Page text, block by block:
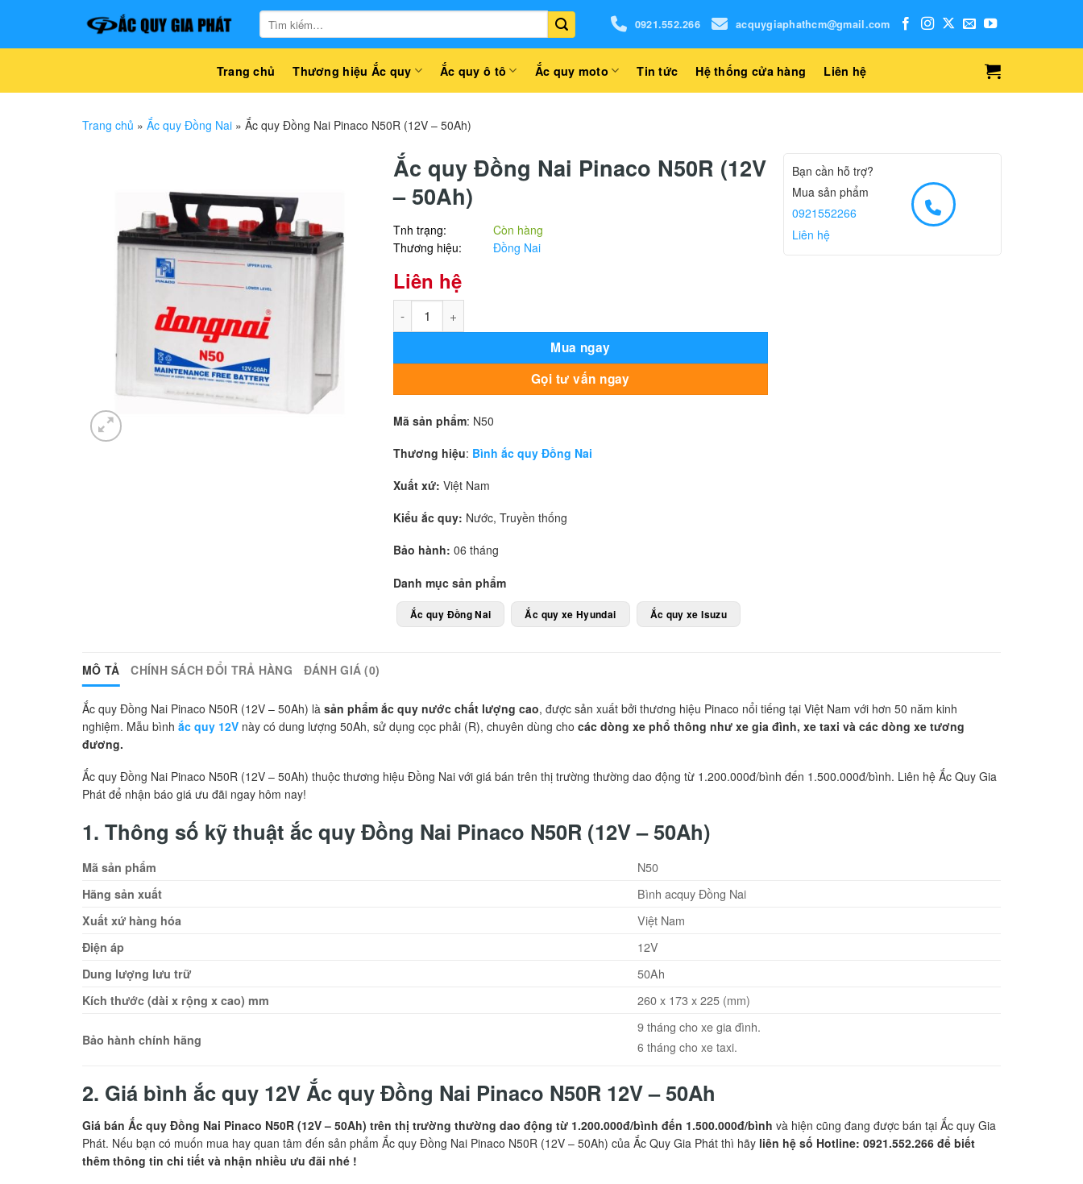
nội
Tìm
kiếm:
0921.552.266 acquygiaphathcm@gmail.com
Trang chủ Thương hiệu Ắc quy Ắc quy ô tô Ắc quy moto Tin tức Hệ thống cửa hàng Liên hệ
Trang chủ » Ắc quy Đồng Nai » Ắc quy Đồng Nai Pinaco N50R (12V – 50Ah)
Ắc quy Đồng Nai Pinaco N50R (12V
– 50Ah)
Tnh trạng:
Còn hàng
Thương hiệu:
Đồng Nai
Liên hệ
Mua ngay
Gọi tư vấn ngay
Mã sản phẩm: N50
Thương hiệu: Bình ắc quy Đồng Nai
Xuất xứ: Việt Nam
Kiểu ắc quy: Nước, Truyền thống
Bảo hành: 06 tháng
Danh mục sản phẩm
Ắc quy Đồng Nai Ắc quy xe Hyundai Ắc quy xe Isuzu
Bạn cần hỗ trợ?
Mua sản phẩm
0921552266
Liên hệ
MÔ TẢ CHÍNH SÁCH ĐỔI TRẢ HÀNG ĐÁNH GIÁ (0)
Ắc quy Đồng Nai Pinaco N50R (12V – 50Ah) là sản phẩm ắc quy nước chất lượng cao, được sản xuất bởi thương hiệu Pinaco nổi tiếng tại Việt Nam với hơn 50 năm kinh
nghiệm. Mẫu bình ắc quy 12V này có dung lượng 50Ah, sử dụng cọc phải (R), chuyên dùng cho các dòng xe phổ thông như xe gia đình, xe taxi và các dòng xe tương
đương.
Ắc quy Đồng Nai Pinaco N50R (12V – 50Ah) thuộc thương hiệu Đồng Nai với giá bán trên thị trường thường dao động từ 1.200.000đ/bình đến 1.500.000đ/bình. Liên hệ Ắc Quy Gia
Phát để nhận báo giá ưu đãi ngay hôm nay!
1. Thông số kỹ thuật ắc quy Đồng Nai Pinaco N50R (12V – 50Ah)
Mã sản phẩm N50
Hãng sản xuất Bình acquy Đồng Nai
Xuất xứ hàng hóa Việt Nam
Điện áp 12V
Dung lượng lưu trữ 50Ah
Kích thước (dài x rộng x cao) mm 260 x 173 x 225 (mm)
Bảo hành chính hãng
9 tháng cho xe gia đình.
6 tháng cho xe taxi.
2. Giá bình ắc quy 12VẮc quy Đồng Nai Pinaco N50R 12V – 50Ah
Giá bán Ắc quy Đồng Nai Pinaco N50R (12V – 50Ah) trên thị trường thường dao động từ 1.200.000đ/bình đến 1.500.000đ/bình và hiện cũng đang được bán tại Ắc quy Gia
Phát. Nếu bạn có muốn mua hay quan tâm đến sản phẩm Ắc quy Đồng Nai Pinaco N50R (12V – 50Ah) của Ắc Quy Gia Phát thì hãy liên hệ số Hotline: 0921.552.266 để biết
thêm thông tin chi tiết và nhận nhiều ưu đãi nhé !